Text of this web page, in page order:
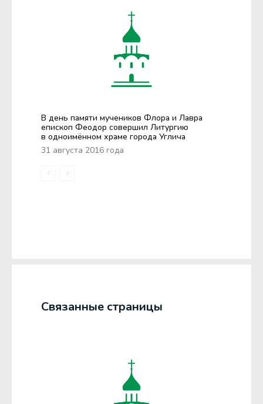
В день памяти мучеников Флора и Лавра
епископ Феодор совершил Литургию
в одноимённом храме города Углича
31 августа 2016 года
Связанные страницы